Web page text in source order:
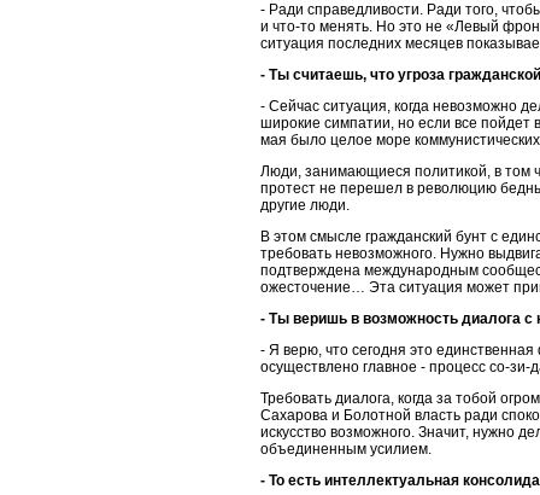
- Ради справедливости. Ради того,
и что-то менять. Но это не «Левый
ситуация последних месяцев
- Ты считаешь, что угроза
- Сейчас ситуация, когда невозможно
широкие симпатии, но если все пойдет
мая было целое море
Люди, занимающиеся политикой, в том
протест не перешел в революцию
другие люди.
В этом смысле гражданский бунт с
требовать невозможного. Нужно
подтверждена международным
ожесточение… Эта ситуация может
- Ты веришь в возможность диалога
- Я верю, что сегодня это
осуществлено главное - процесс со-зи-
Требовать диалога, когда за тобой
Сахарова и Болотной власть ради
искусство возможного. Значит, нужно
объединенным усилием.
- То есть интеллектуальная